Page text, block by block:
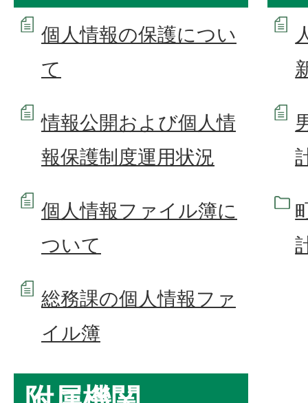
個人情報の保護につい
て
情報公開および個人情
報保護制度運用状況
個人情報ファイル簿に
ついて
総務課の個人情報ファ
イル簿